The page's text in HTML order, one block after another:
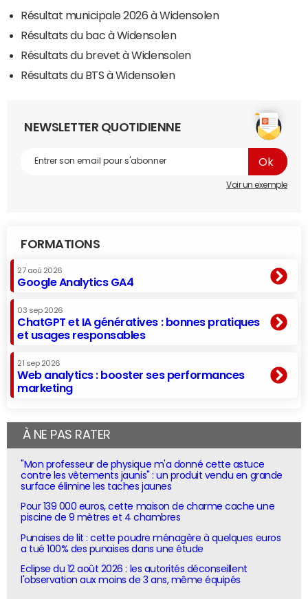
Résultat municipale 2026 à Widensolen
Résultats du bac à Widensolen
Résultats du brevet à Widensolen
Résultats du BTS à Widensolen
NEWSLETTER QUOTIDIENNE
Voir un exemple
FORMATIONS
27 aoû 2026
Google Analytics GA4
03 sep 2026
ChatGPT et IA génératives : bonnes pratiques
et usages responsables
21 sep 2026
Web analytics : booster ses performances
marketing
À NE PAS RATER
"Mon professeur de physique m'a donné cette astuce
contre les vêtements jaunis" : un produit vendu en grande
surface élimine les taches jaunes
Pour 139 000 euros, cette maison de charme cache une
piscine de 9 mètres et 4 chambres
Punaises de lit : cette poudre ménagère à quelques euros
a tué 100% des punaises dans une étude
Eclipse du 12 août 2026 : les autorités déconseillent
l'observation aux moins de 3 ans, même équipés